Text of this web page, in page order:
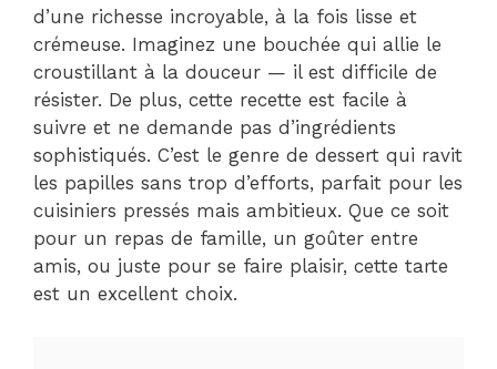
d’une richesse incroyable, à la fois lisse et
crémeuse. Imaginez une bouchée qui allie le
croustillant à la douceur — il est difficile de
résister. De plus, cette recette est facile à
suivre et ne demande pas d’ingrédients
sophistiqués. C’est le genre de dessert qui ravit
les papilles sans trop d’efforts, parfait pour les
cuisiniers pressés mais ambitieux. Que ce soit
pour un repas de famille, un goûter entre
amis, ou juste pour se faire plaisir, cette tarte
est un excellent choix.